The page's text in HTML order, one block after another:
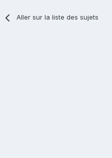
Aller sur la liste des sujets